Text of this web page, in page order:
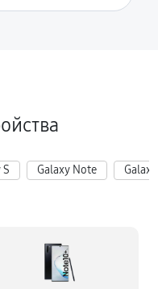
S Galaxy Note